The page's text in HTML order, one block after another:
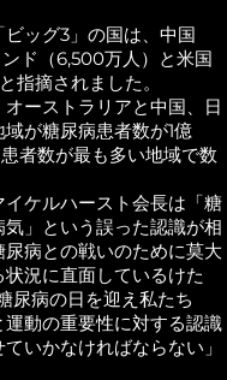
ッグ3」の国は、中国
ド（6,500万人）と米国
指摘されました。
ーストラリアと中国、日
が糖尿病患者数が1億
者数が最も多い地域で数
ケルハースト会長は「糖
」という誤った認識が相
病との戦いのために莫大
況に直面しているけた
尿病の日を迎え私たち
動の重要性に対する認識
いかなければならない」